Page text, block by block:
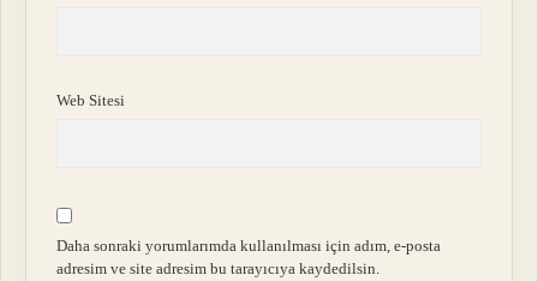
Web Sitesi
Daha sonraki yorumlarımda kullanılması için adım, e-posta
adresim ve site adresim bu tarayıcıya kaydedilsin.